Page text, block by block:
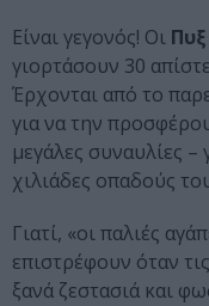
Είναι γεγονός! Οι
γιορτάσουν 30
Έρχονται από το
για να την
μεγάλες συναυλίες
χιλιάδες οπαδούς
Γιατί, «οι παλιές
επιστρέφουν όταν
ξανά ζεστασιά και